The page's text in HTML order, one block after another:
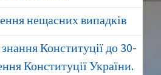
нещасних випадків
Конституції до 30-
Конституції України.